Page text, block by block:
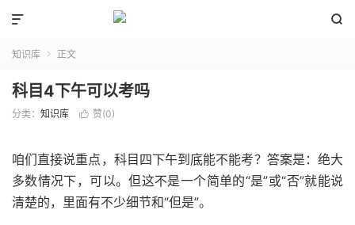


知识库  正文
科目4下午可以考吗
分类： 知识库  赞(0)
咱们直接说重点，科目四下午到底能不能考？答案是：绝大
多数情况下，可以。但这不是一个简单的“是”或“否”就能说
清楚的，里面有不少细节和“但是”。